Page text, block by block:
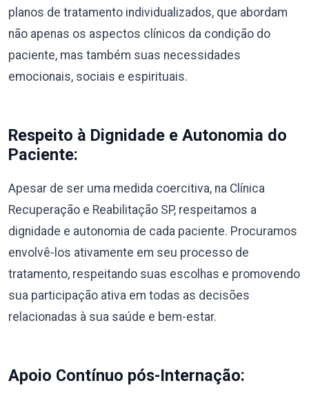
planos de tratamento individualizados, que abordam
não apenas os aspectos clínicos da condição do
paciente, mas também suas necessidades
emocionais, sociais e espirituais.
Respeito à Dignidade e Autonomia do
Paciente:
Apesar de ser uma medida coercitiva, na Clínica
Recuperação e Reabilitação SP, respeitamos a
dignidade e autonomia de cada paciente. Procuramos
envolvê-los ativamente em seu processo de
tratamento, respeitando suas escolhas e promovendo
sua participação ativa em todas as decisões
relacionadas à sua saúde e bem-estar.
Apoio Contínuo pós-Internação: